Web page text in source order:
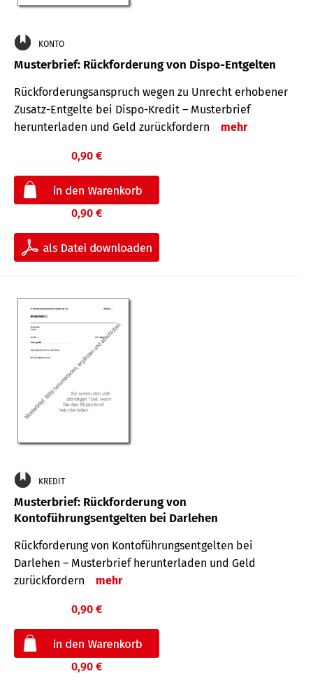
KONTO
Musterbrief: Rückforderung von Dispo-Entgelten
Rückforderungsanspruch wegen zu Unrecht erhobener
Zusatz-Entgelte bei Dispo-Kredit – Musterbrief
herunterladen und Geld zurückfordern
mehr
0,90 €
0,90 €
KREDIT
Musterbrief: Rückforderung von
Kontoführungsentgelten bei Darlehen
Rückforderung von Kontoführungsentgelten bei
Darlehen – Musterbrief herunterladen und Geld
zurückfordern
mehr
0,90 €
0,90 €